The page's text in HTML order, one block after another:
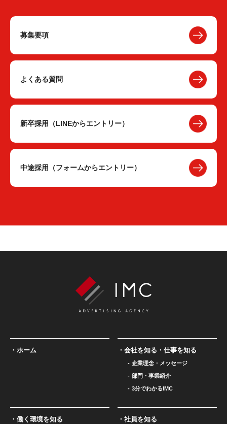
募集要項
よくある質問
新卒採用（LINEからエントリー）
中途採用（フォームからエントリー）
ホーム 会社を知る・仕事を知る
企業理念・メッセージ
部門・事業紹介
3分でわかるIMC
働く環境を知る 社員を知る